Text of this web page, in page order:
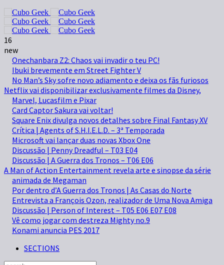
16
new
Onechanbara Z2: Chaos vai invadir o teu PC!
Ibuki brevemente em Street Fighter V
No Man’s Sky sofre novo adiamento e deixa os fãs furiosos
Netflix vai disponibilizar exclusivamente filmes da Disney,
Marvel, Lucasfilm e Pixar
Card Captor Sakura vai voltar!
Square Enix divulga novos detalhes sobre Final Fantasy XV
Crítica | Agents of S.H.I.E.L.D. – 3ª Temporada
Microsoft vai lançar duas novas Xbox One
Discussão | Penny Dreadful – T03 E04
Discussão | A Guerra dos Tronos – T06 E06
A Man of Action Entertainment revela arte e sinopse da série
animada de Megaman
Por dentro d’A Guerra dos Tronos | As Casas do Norte
Entrevista a François Ozon, realizador de Uma Nova Amiga
Discussão | Person of Interest – T05 E06 E07 E08
Vê como jogar com destreza Mighty no.9
Konami anuncia PES 2017
SECTIONS